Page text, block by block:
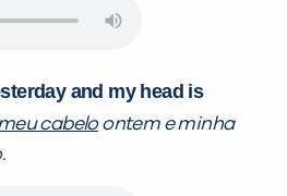
and my head is
cabeloontem e minha